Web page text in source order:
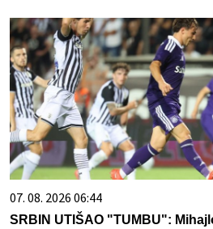
07. 08. 2026 06:44
SRBIN UTIŠAO "TUMBU":